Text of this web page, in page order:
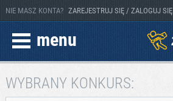
NIE MASZ KONTA? ZAREJESTRUJ SIĘ / ZALOGUJ SIĘ
menu
WYBRANY KONKURS: